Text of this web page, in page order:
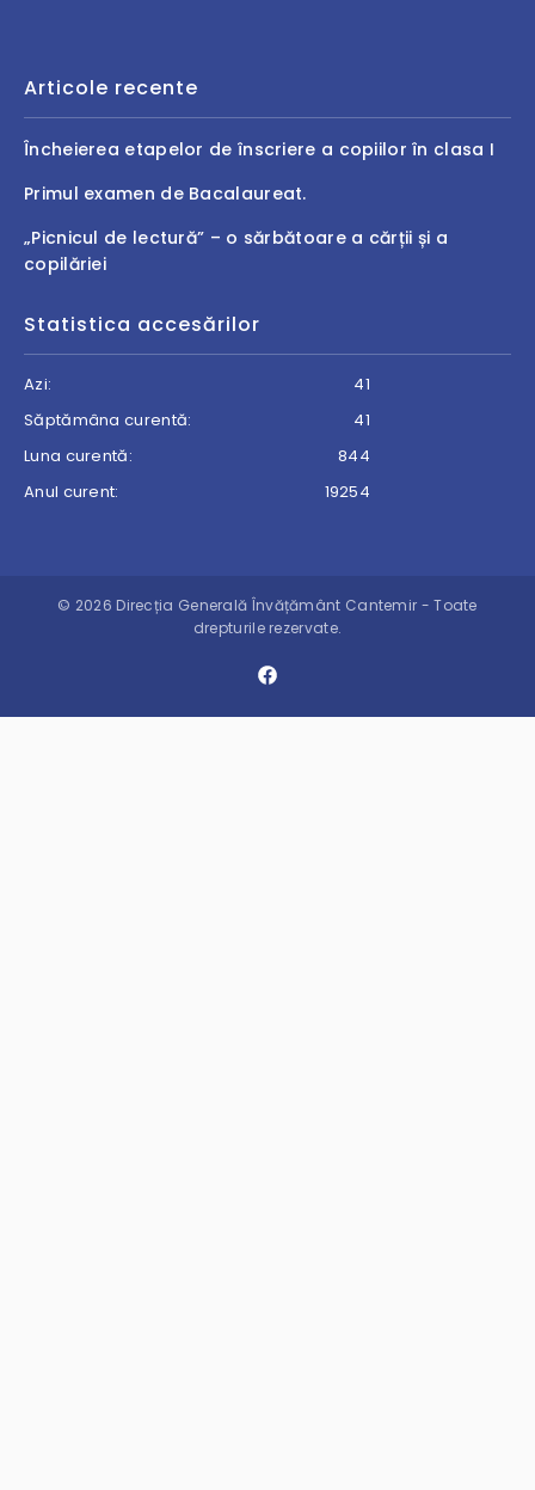
Articole recente
Încheierea etapelor de înscriere a copiilor în clasa I
Primul examen de Bacalaureat.
„Picnicul de lectură” – o sărbătoare a cărții și a
copilăriei
Statistica accesărilor
Azi:
41
Săptămâna curentă:
41
Luna curentă:
844
Anul curent:
19254
© 2026 Direcția Generală Învățământ Cantemir - Toate
drepturile rezervate.